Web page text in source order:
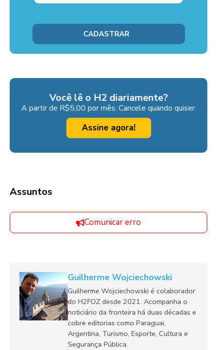
Você lê o H2 diariamente?
A partir de R$5,00 por mês. Cancele quando quiser.
Assine agora!
Assuntos
Comunicar erro
Guilherme Wojciechowski
Guilherme Wojciechowski é colaborador
do H2FOZ desde 2021. Acompanha o
noticiário da fronteira há duas décadas e
cobre editorias como Paraguai,
Argentina, Turismo, Esporte, Cultura e
Segurança Pública.